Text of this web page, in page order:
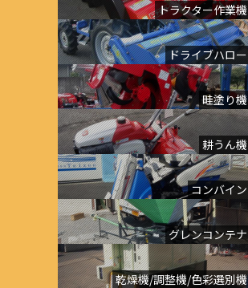
トラクター作業機
ドライブハロー
畦塗り機
耕うん機
コンバイン
グレンコンテナ
乾燥機/調整機/色彩選別機